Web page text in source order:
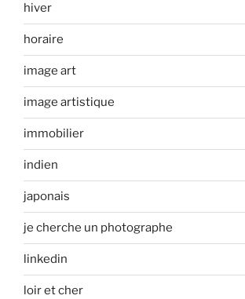
hiver
horaire
image art
image artistique
immobilier
indien
japonais
je cherche un photographe
linkedin
loir et cher